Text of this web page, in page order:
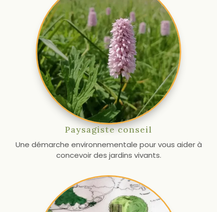
Paysagiste conseil
Une démarche environnementale pour vous aider à
concevoir des jardins vivants.